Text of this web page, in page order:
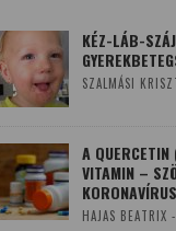
KÉZ-LÁB-
SZALMÁSI
A
VITAMIN –
HAJAS BEATRIX